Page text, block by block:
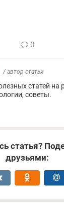
0
/ автор статьи
статей на
советы.
статья?
друзьями: